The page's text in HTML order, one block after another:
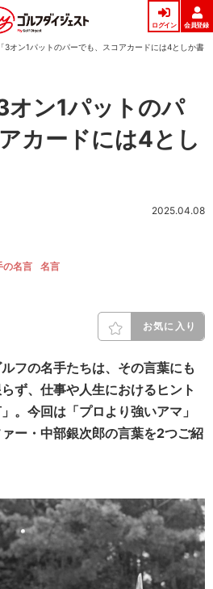
ログイン 会員登録
3オン1パットのパーでも、スコアカードには4としか書
オン1パットのパ
カードには4とし
2025.04.08
の名言 名言
お気に入り
フの名手たちは、その言葉にも
ず、仕事や人生におけるヒント
。 今回は「プロより強いアマ」
ー・中部銀次郎の言葉を2つご紹